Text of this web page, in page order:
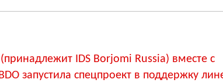
IDS Borjomi Russia) вместе с
запустила спецпроект в поддержку